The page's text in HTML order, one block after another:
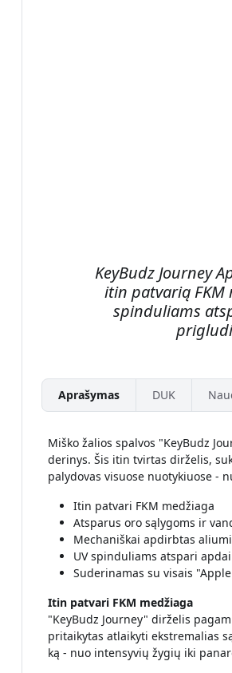
KeyBudz Journey
itin patvarią FKM
spinduliams
Aprašymas DUK
Miško žalios spalvos "KeyBudz
derinys. Šis itin tvirtas dirželis,
palydovas visuose nuotykiuose -
Itin patvari FKM medžiaga
Atsparus oro sąlygoms ir
Mechaniškai apdirbtas
UV spinduliams atspari
Suderinamas su visais
Itin patvari FKM medžiaga
"KeyBudz Journey" dirželis
pritaikytas atlaikyti ekstremalias
ką - nuo intensyvių žygių iki